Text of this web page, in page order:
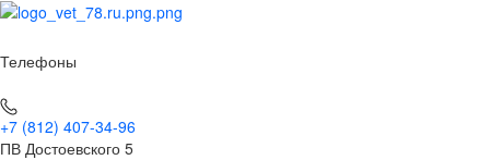
Телефоны
+7 (812) 407-34-96
ПВ Достоевского 5